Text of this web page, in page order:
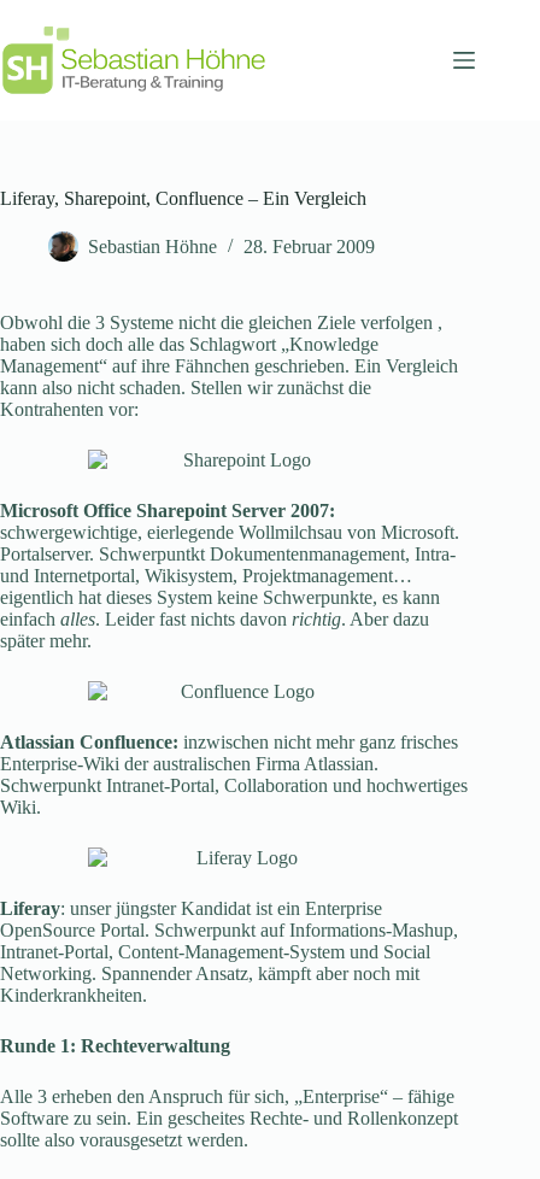
springen
Liferay, Sharepoint, Confluence – Ein Vergleich
Sebastian Höhne 28. Februar 2009
Obwohl die 3 Systeme nicht die gleichen Ziele verfolgen ,
haben sich doch alle das Schlagwort „Knowledge
Management“ auf ihre Fähnchen geschrieben. Ein Vergleich
kann also nicht schaden. Stellen wir zunächst die
Kontrahenten vor:
Microsoft Office Sharepoint Server 2007:
schwergewichtige, eierlegende Wollmilchsau von Microsoft.
Portalserver. Schwerpuntkt Dokumentenmanagement, Intra-
und Internetportal, Wikisystem, Projektmanagement…
eigentlich hat dieses System keine Schwerpunkte, es kann
einfach alles. Leider fast nichts davon richtig. Aber dazu
später mehr.
Atlassian Confluence: inzwischen nicht mehr ganz frisches
Enterprise-Wiki der australischen Firma Atlassian.
Schwerpunkt Intranet-Portal, Collaboration und hochwertiges
Wiki.
Liferay: unser jüngster Kandidat ist ein Enterprise
OpenSource Portal. Schwerpunkt auf Informations-Mashup,
Intranet-Portal, Content-Management-System und Social
Networking. Spannender Ansatz, kämpft aber noch mit
Kinderkrankheiten.
Runde 1: Rechteverwaltung
Alle 3 erheben den Anspruch für sich, „Enterprise“ – fähige
Software zu sein. Ein gescheites Rechte- und Rollenkonzept
sollte also vorausgesetzt werden.